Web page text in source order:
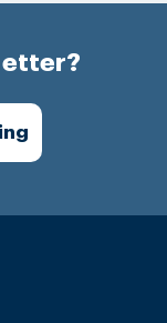
etter?